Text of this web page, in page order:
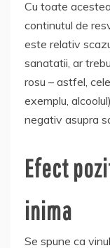
Cu toate
continutul de
este relativ
sanatatii, ar
rosu – astfel,
exemplu,
negativ asupra
Efect
inima
Se spune ca